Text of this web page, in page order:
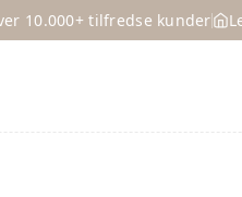
10.000+ tilfredse kunder